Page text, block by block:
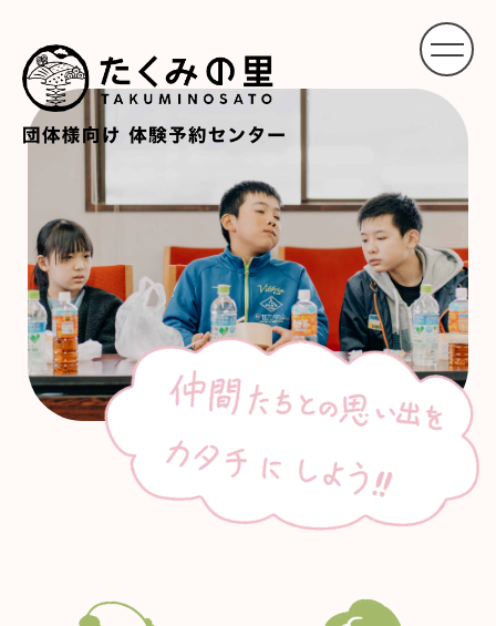
体験施設一覧
体験のご予約はこちら
プライバシーポリシー
利用規約